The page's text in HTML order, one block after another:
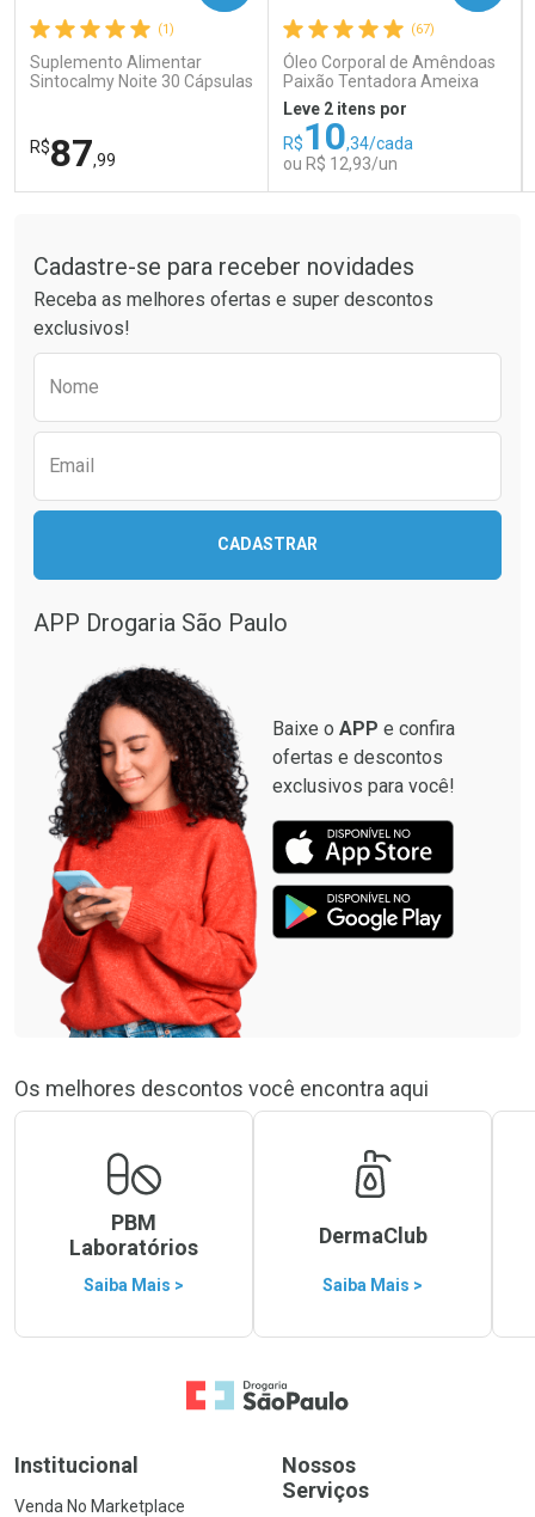
Comprar sem Desconto
Por R$ 189,99/cada
Comprar sem Desconto
Por R$ 189,99/cada
Comprar sem Desconto
Por R$ 66,43/cada
Comprar sem Desconto
Por R$ 66,43/cada
(1)
Suplemento Alimentar
Sintocalmy Noite 30 Cápsulas
R$87,99
Laboratório
Comprar sem Desconto
Por Menos
Comprar sem Desconto
(67)
Óleo Corporal de Amêndoas
Paixão Tentadora Ameixa
Rubi 100ml
Leve 2 itens por
R$10,34/cada
ou R$ 12,93/un
Laboratório
Comprar sem Desconto
Por Menos
Comprar sem Desconto
Cadastre-se para receber novidades
Receba as melhores ofertas e super descontos
exclusivos!
Nome
Email
CADASTRAR
APP Drogaria São Paulo
Baixe o APP e confira
ofertas e descontos
exclusivos para você!
Os melhores descontos você encontra aqui
PBM
Laboratórios
Saiba Mais >
DermaClub
Saiba Mais >
Ir para a Home
Institucional
Venda No Marketplace
Nossos
Serviços